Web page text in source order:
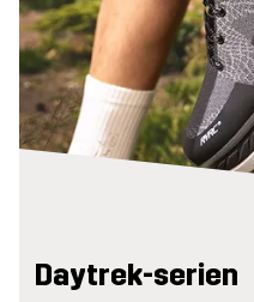
Daytrek-serien